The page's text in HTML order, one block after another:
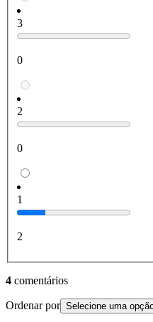
3
0
2
0
1
2
4 comentários
Ordenar por Selecione uma